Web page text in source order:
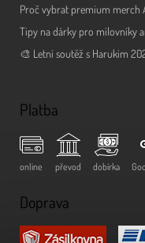
Proč vybrat premium merch
Tipy na dárky pro milovníky
🎨 Letní soutěž s Harukim
Platba
online převod dobírka
Doprava